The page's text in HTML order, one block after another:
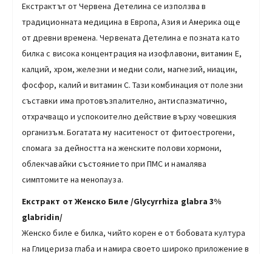
Екстрактът от Червена Детелина се използва в
традиционната медицина в Европа, Азия и Америка още
от древни времена. Червената Детелина е позната като
билка с висока концентрация на изофлавони, витамин Е,
калций, хром, железни и медни соли, магнезий, ниацин,
фосфор, калий и витамин C. Тази комбинация от полезни
съставки има протовъзпалително, антиспазматично,
отхрачващо и успокоително действие върху човешкия
организъм. Богатата му наситеност от фитоестрогени,
спомага за дейността на женските полови хормони,
облекчавайки състоянието при ПМС и намалява
симптомите на менопауза.
Екстракт от Женско Биле /Glycyrrhiza glabra 3%
glabridin/
Женско биле е билка, чийто корен е от бобовата култура
на Глицериза глаба и намира своето широко приложение в